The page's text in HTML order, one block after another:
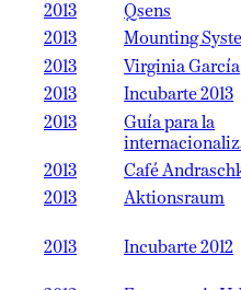
2013
Qsens
2013
Mounting
2013
Virginia García
2013
Incubarte 2013
2013
Guía para la
2013
Café
2013
Aktionsraum
2013
Incubarte 2012